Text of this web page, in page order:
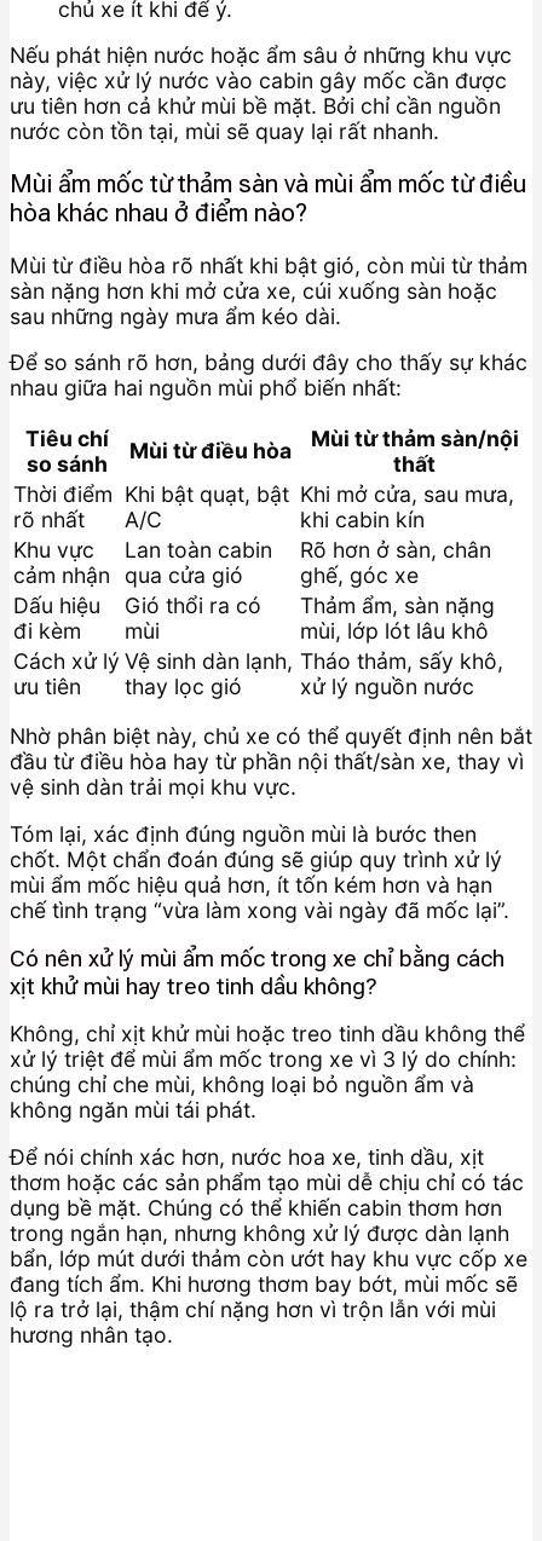
chủ xe ít khi để ý.
Nếu phát hiện nước hoặc ẩm sâu ở những khu vực
này, việc xử lý nước vào cabin gây mốc cần được
ưu tiên hơn cả khử mùi bề mặt. Bởi chỉ cần nguồn
nước còn tồn tại, mùi sẽ quay lại rất nhanh.
Mùi ẩm mốc từ thảm sàn và mùi ẩm mốc từ điều
hòa khác nhau ở điểm nào?
Mùi từ điều hòa rõ nhất khi bật gió, còn mùi từ thảm
sàn nặng hơn khi mở cửa xe, cúi xuống sàn hoặc
sau những ngày mưa ẩm kéo dài.
Để so sánh rõ hơn, bảng dưới đây cho thấy sự khác
nhau giữa hai nguồn mùi phổ biến nhất:
Tiêu chí
so sánh
Mùi từ điều hòa
Mùi từ thảm sàn/nội
thất
Thời điểm
rõ nhất
Khi bật quạt, bật
A/C
Khi mở cửa, sau mưa,
khi cabin kín
Khu vực
cảm nhận
Lan toàn cabin
qua cửa gió
Rõ hơn ở sàn, chân
ghế, góc xe
Dấu hiệu
đi kèm
Gió thổi ra có
mùi
Thảm ẩm, sàn nặng
mùi, lớp lót lâu khô
Cách xử lý
ưu tiên
Vệ sinh dàn lạnh,
thay lọc gió
Tháo thảm, sấy khô,
xử lý nguồn nước
Nhờ phân biệt này, chủ xe có thể quyết định nên bắt
đầu từ điều hòa hay từ phần nội thất/sàn xe, thay vì
vệ sinh dàn trải mọi khu vực.
Tóm lại, xác định đúng nguồn mùi là bước then
chốt. Một chẩn đoán đúng sẽ giúp quy trình xử lý
mùi ẩm mốc hiệu quả hơn, ít tốn kém hơn và hạn
chế tình trạng “vừa làm xong vài ngày đã mốc lại”.
Có nên xử lý mùi ẩm mốc trong xe chỉ bằng cách
xịt khử mùi hay treo tinh dầu không?
Không, chỉ xịt khử mùi hoặc treo tinh dầu không thể
xử lý triệt để mùi ẩm mốc trong xe vì 3 lý do chính:
chúng chỉ che mùi, không loại bỏ nguồn ẩm và
không ngăn mùi tái phát.
Để nói chính xác hơn, nước hoa xe, tinh dầu, xịt
thơm hoặc các sản phẩm tạo mùi dễ chịu chỉ có tác
dụng bề mặt. Chúng có thể khiến cabin thơm hơn
trong ngắn hạn, nhưng không xử lý được dàn lạnh
bẩn, lớp mút dưới thảm còn ướt hay khu vực cốp xe
đang tích ẩm. Khi hương thơm bay bớt, mùi mốc sẽ
lộ ra trở lại, thậm chí nặng hơn vì trộn lẫn với mùi
hương nhân tạo.